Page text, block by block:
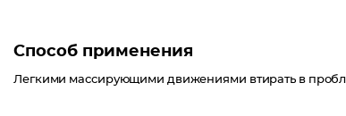
Способ применения
Легкими массирующими движениями втирать в